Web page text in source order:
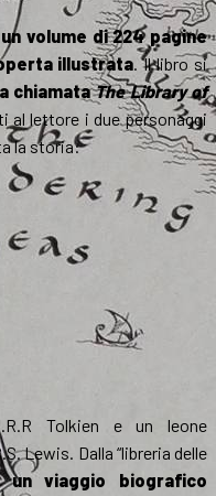
un volume di 224 pagine
illustrata. Il libro si
chiamataThe Library of
al lettore i due personaggi
la storia:
Tolkien e un leone
Lewis. Dalla “libreria delle
un viaggio biografico